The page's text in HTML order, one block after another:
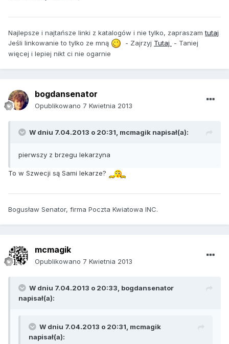
Najlepsze i najtańsze linki z katalogów i nie tylko, zapraszamtutaj
Jeśli linkowanie to tylko ze mną
- Zajrzyj Tutaj
- Taniej
więcej i lepiej nikt ci nie ogarnie
bogdansenator
Opublikowano 7 Kwietnia 2013
W dniu 7.04.2013 o 20:31, mcmagik napisał(a):
pierwszy z brzegu lekarzyna
To w Szwecji są Sami lekarze?
Bogusław Senator, firma Poczta Kwiatowa INC.
mcmagik
Opublikowano 7 Kwietnia 2013
W dniu 7.04.2013 o 20:33, bogdansenator
napisał(a):
W dniu 7.04.2013 o 20:31, mcmagik
napisał(a):